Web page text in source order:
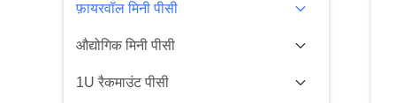
फ़ायरवॉल मिनी पीसी
औद्योगिक मिनी पीसी
1U रैकमाउंट पीसी